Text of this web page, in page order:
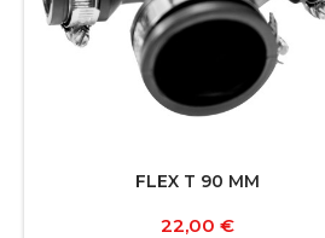
FLEX T 90 MM
Prix
22,00 €